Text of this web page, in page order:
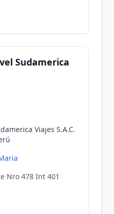
Sudamerica
Viajes S.A.C.
Nro 478 Int 401